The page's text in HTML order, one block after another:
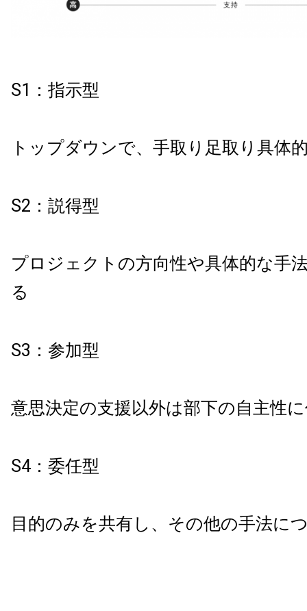
S1：指示型
トップダウンで、手取り足取り具体
S2：説得型
プロジェクトの方向性や具体的な手
る
S3：参加型
意思決定の支援以外は部下の自主性
S4：委任型
目的のみを共有し、その他の手法に